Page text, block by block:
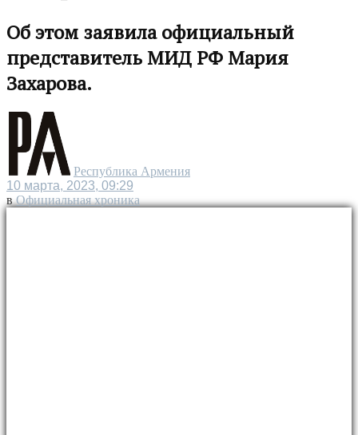
Об этом заявила официальный
представитель МИД РФ Мария
Захарова.
Республика Армения
10 марта, 2023, 09:29
в Официальная хроника